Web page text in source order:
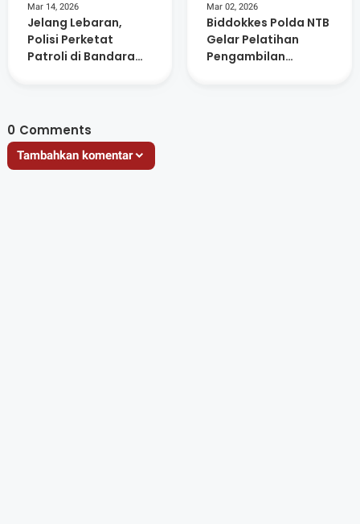
Mar 14, 2026
Jelang Lebaran,
Polisi Perketat
Patroli di Bandara
Mar 02, 2026
Biddokkes Polda NTB
Gelar Pelatihan
Pengambilan
0 Comments
Tambahkan komentar